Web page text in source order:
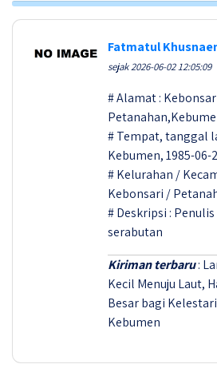
Fatmatul
sejak 2026-06-02 12:05:09
# Alamat :
# Tempat, tanggal
Kebumen, 1985-06-
# Kelurahan /
Kebonsari /
# Deskripsi : Penulis
serabutan
Kiriman terbaru:
Kecil Menuju Laut,
Besar bagi
Kebumen